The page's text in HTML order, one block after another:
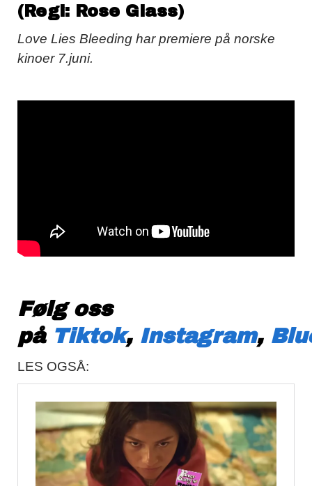
(Regi: Rose Glass)
Love Lies Bleeding har premiere på norske
kinoer 7.juni.
Følg oss
på Tiktok, Instagram,
LES OGSÅ: